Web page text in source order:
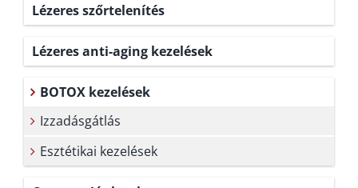
Lézeres szőrtelenítés
Lézeres anti-aging kezelések
BOTOX kezelések
Izzadásgátlás
Esztétikai kezelések